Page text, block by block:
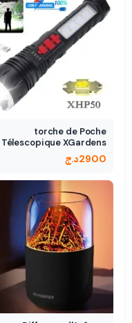
torche de Poche
Télescopique XGardens
50…
2900د.ج